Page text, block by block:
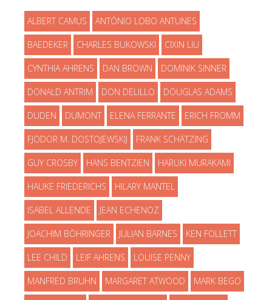
ALBERT CAMUS ANTÓNIO LOBO ANTUNES
BAEDEKER CHARLES BUKOWSKI CIXIN LIU
CYNTHIA AHRENS DAN BROWN DOMINIK SINNER
DONALD ANTRIM DON DELILLO DOUGLAS ADAMS
DUDEN DUMONT ELENA FERRANTE ERICH FROMM
FJODOR M. DOSTOJEWSKIJ FRANK SCHÄTZING
GUY CROSBY HANS BENTZIEN HARUKI MURAKAMI
HAUKE FRIEDERICHS HILARY MANTEL
ISABEL ALLENDE JEAN ECHENOZ
JOACHIM BÖHRINGER JULIAN BARNES KEN FOLLETT
LEE CHILD LEIF AHRENS LOUISE PENNY
MANFRED BRUHN MARGARET ATWOOD MARK BEGO